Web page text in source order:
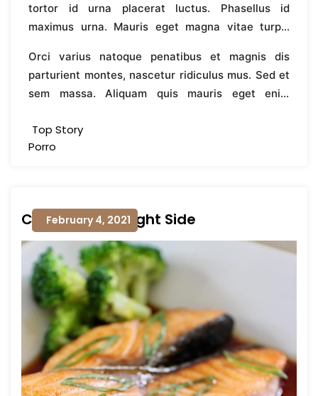
with us at that moment, but also governed by how
our eyes and brains work to process information.
you read these words is quite different.
tortor id urna placerat luctus. Phasellus id
maximus urna. Mauris eget magna vitae turpis
volutpat, id malesuada risus placerat.
Orci varius natoque penatibus et magnis dis
parturient montes, nascetur ridiculus mus. Sed et
sem massa. Aliquam quis mauris eget enim
potenti.
Top Story
Porro
Cook On The Bright Side
February 4, 2021